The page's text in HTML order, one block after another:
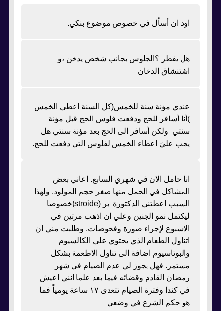
اود ان أسأل في خصوص موضوع بنكي.
هل يفطر ؟الجلوس بجانب شخص يدخن ،و
اشتنشاق الدخان
عندي مؤنة سنة للخمس(كل السنة اعطي الخمس
)أنا أسافر للحج ودفعت فلوس الحج قبل مؤنة
سنتي ولكن أسافر الى الحج بعد مؤنة سنتي هل
يجب عليَ اعطاء الخمس لفلوس التي دفعت للحج.
انا حامل الان في شهري السابع. اعاني بعض
المشاكل في الحمل منها صغر حجم المولود. ولهذا
السبب اعطتني الدكتورة ابر (stroide)خصوصا
ليكتمل نمو الجنين وعلي ان اذهب مرتين في
الاسبوع لإجراء صورة وفحوصات. وطلبت مني ان
اتناول الطعام الذي يحتوي على الكالسيوم
والبوتاسيوم اضافة الى تناول الاطعمة بشكل
مستمر. فهل يجوز لي عدم الصيام في شهر
رمضان القادم وقضائه فيما بعد علما انني اعيش
في كندا وفترة الصيام تتعدى ١٧ ساعة يومياً فما
هو حكم الشرع في وضعي